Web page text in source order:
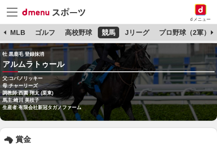
dメニュー
MLB ゴルフ 高校野球 競馬 Jリーグ プロ野球（2軍）
牡 黒鹿毛 登録抹消
アルムラトゥール
父:コパノリッキー
母:チャーリーズ
調教師:西園 翔太 (栗東)
馬主:崎川 美枝子
生産者:有限会社新冠タガノファーム
賞金